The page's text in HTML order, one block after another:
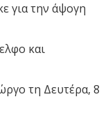
για την άψογη
και
τη Δευτέρα, 8